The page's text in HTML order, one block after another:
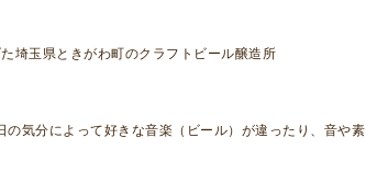
埼玉県ときがわ町のクラフトビール醸造所
気分によって好きな音楽（ビール）が違ったり、音や素